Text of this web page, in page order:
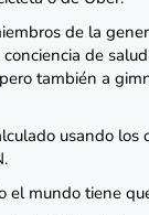
de la
de
también a
usando los
el mundo tiene